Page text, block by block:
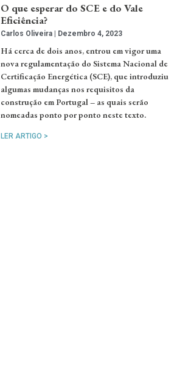
O que esperar do SCE e do Vale
Eficiência?
Carlos Oliveira Dezembro 4, 2023
Há cerca de dois anos, entrou em vigor uma
nova regulamentação do Sistema Nacional de
Certificação Energética (SCE), que introduziu
algumas mudanças nos requisitos da
construção em Portugal – as quais serão
nomeadas ponto por ponto neste texto.
LER ARTIGO >